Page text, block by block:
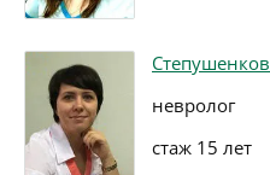
невролог
стаж 15 лет